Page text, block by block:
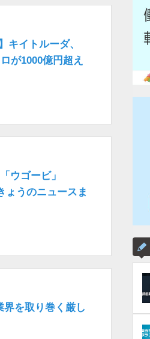
キイトルーダ、
が1000億円超え
ウゴービ」
ょうのニュースま
を取り巻く厳し